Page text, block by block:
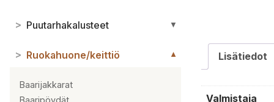
> Puutarhakalusteet ▼
> Ruokahuone/keittiö ▼
Baarijakkarat
Lisätiedot
Valmistaja